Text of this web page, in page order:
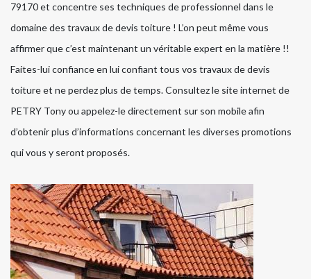
79170 et concentre ses techniques de professionnel dans le
domaine des travaux de devis toiture ! L’on peut même vous
affirmer que c’est maintenant un véritable expert en la matière !!
Faites-lui confiance en lui confiant tous vos travaux de devis
toiture et ne perdez plus de temps. Consultez le site internet de
PETRY Tony ou appelez-le directement sur son mobile afin
d’obtenir plus d’informations concernant les diverses promotions
qui vous y seront proposés.